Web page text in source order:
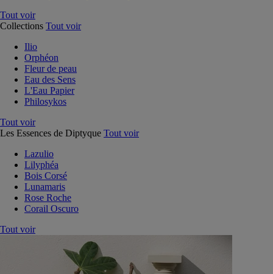
Tout voir
Collections Tout voir
Ilio
Orphéon
Fleur de peau
Eau des Sens
L'Eau Papier
Philosykos
Tout voir
Les Essences de Diptyque Tout voir
Lazulio
Lilyphéa
Bois Corsé
Lunamaris
Rose Roche
Corail Oscuro
Tout voir